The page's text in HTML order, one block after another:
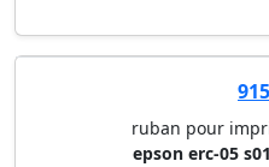
ruban pour
epson erc-05